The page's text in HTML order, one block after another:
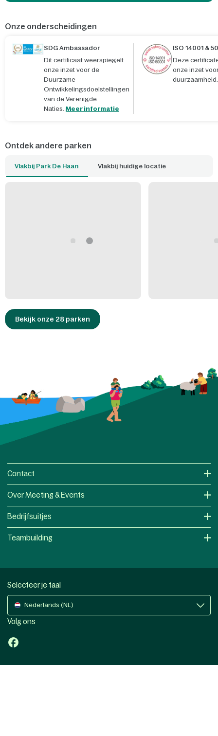
Onze onderscheidingen
SDG Ambassador
Dit certificaat weerspiegelt
onze inzet voor de
Duurzame
Ontwikkelingsdoelstellingen
van de Verenigde
Naties. Meer informatie
ISO 14001 &
Deze
onze inzet
duurzaamheid.
Ontdek andere parken
Vlakbij Park De Haan Vlakbij huidige locatie
Bekijk onze 28 parken
Contact
Over Meeting & Events
Bedrijfsuitjes
Teambuilding
Selecteer je taal
Nederlands (NL)
Volg ons